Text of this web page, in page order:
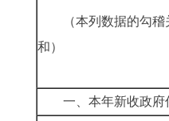
（本列数据的勾
和）
一、本年新收政